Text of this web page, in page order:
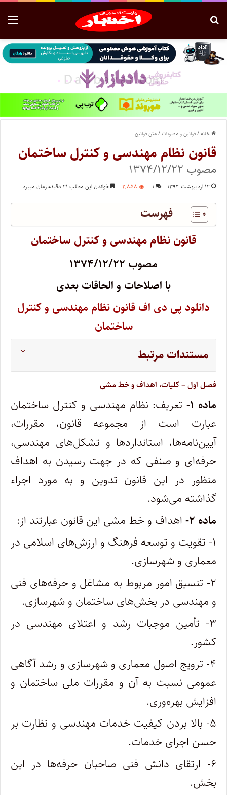
خانه/قوانین و مصوبات/متن قوانین
قانون نظام مهندسی و کنترل ساختمان
مصوب ۱۳۷۴/۱۲/۲۲
۱۲ اردیبهشت ۱۳۹۴ ۱ ۲,۸۵۸ خواندن این مطلب ۲۱ دقیقه زمان میبرد
فهرست
قانون نظام مهندسی و کنترل ساختمان
مصوب ۱۳۷۴/۱۲/۲۲
با اصلاحات و الحاقات بعدی
دانلود پی دی اف قانون نظام مهندسی و کنترل
ساختمان
مستندات مرتبط
فصل اول–کلیات، اهداف و خط‌ مشی
ماده ۱-
تعریف: نظام مهندسی و کنترل ساختمان
عبارت است از مجموعه قانون، مقررات،
آیین‌نامه‌ها، استانداردها و تشکل‌های مهندسی،‌
حرفه‌ای و صنفی که در جهت رسیدن به اهداف
منظور در این قانون تدوین و به مورد اجراء
گذاشته می‌شود.
ماده ۲-
اهداف و خط ‌مشی این قانون عبارتند از:
۱- تقویت و توسعه فرهنگ و ارزش‌های اسلامی در
معماری و شهرسازی.
۲- تنسیق امور مربوط به مشاغل و حرفه‌های فنی
و مهندسی در بخش‌های ساختمان و شهرسازی.
۳- تأمین موجبات رشد و اعتلای مهندسی در
کشور.
۴- ترویج اصول معماری و شهرسازی و رشد آگاهی
عمومی نسبت به آن و مقررات ملی ساختمان و
افزایش بهره‌وری.
۵- بالا بردن کیفیت خدمات مهندسی و نظارت بر
حسن اجرای خدمات.
۶- ارتقای دانش فنی صاحبان حرفه‌ها در این
بخش.